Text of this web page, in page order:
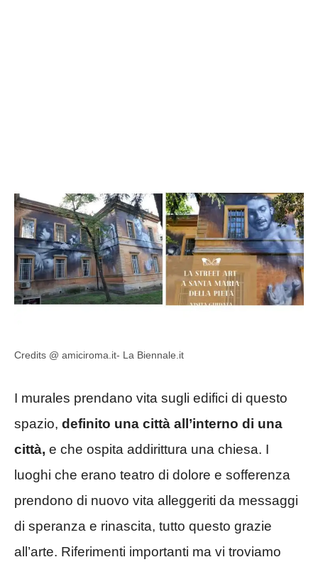
Credits @ amiciroma.it- La Biennale.it
I murales prendano vita sugli edifici di questo
spazio, definito una città all’interno di una
città, e che ospita addirittura una chiesa. I
luoghi che erano teatro di dolore e sofferenza
prendono di nuovo vita alleggeriti da messaggi
di speranza e rinascita, tutto questo grazie
all’arte. Riferimenti importanti ma vi troviamo